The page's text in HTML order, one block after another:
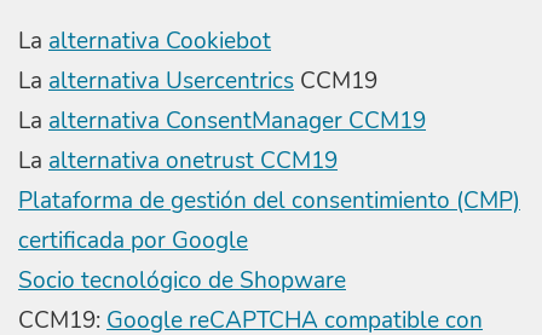
La alternativa Cookiebot
La alternativa Usercentrics CCM19
La alternativa ConsentManager CCM19
La alternativa onetrust CCM19
Plataforma de gestión del consentimiento (CMP)
certificada por Google
Socio tecnológico de Shopware
CCM19: Google reCAPTCHA compatible con